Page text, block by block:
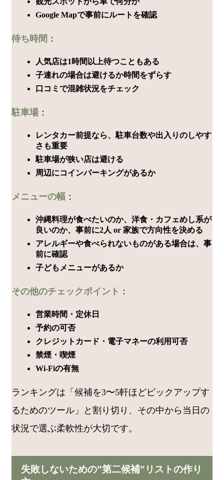
Google Mapで事前にルートを確認
待ち時間 ：
人気店は1時間以上待つこともある
子連れの場合は避けるか時間をずらす
口コミで混雑状況をチェック
駐車場 ：
レンタカー前提なら、駐車台数や出入りのしやす
さも重要
駐車場が狭い店は避ける
周辺にコインパーキングがあるか
メニューの幅 ：
沖縄料理が食べたいのか、洋食・カフェめし系が
良いのか、事前に2人 or 家族で方向性を決める
アレルギーや食べられないものがある場合は、事
前に確認
子どもメニューがあるか
その他のチェックポイント ：
営業時間・定休日
予約の可否
クレジットカード・電子マネーの利用可否
禁煙・喫煙
Wi-Fiの有無
ランキングは「候補を3〜5軒ほどピックアップす
るためのツール」と割り切り、その中から当日の
状況で選ぶ柔軟性が大切です。
失敗しないための”第二候補”リストの作り